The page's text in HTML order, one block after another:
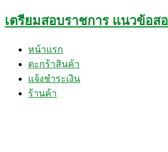
Skip
to
เตรียมสอบราชการ แนวข้อส
หน้าแรก
ตะกร้าสินค้า
แจ้งชำระเงิน
ร้านค้า